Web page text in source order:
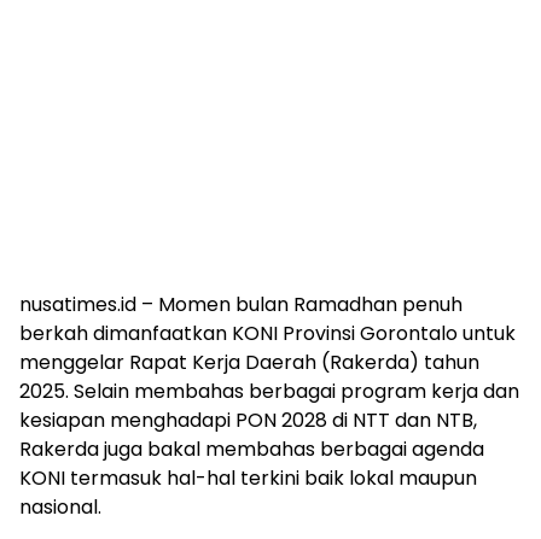
nusatimes.id – Momen bulan Ramadhan penuh
berkah dimanfaatkan KONI Provinsi Gorontalo untuk
menggelar Rapat Kerja Daerah (Rakerda) tahun
2025. Selain membahas berbagai program kerja dan
kesiapan menghadapi PON 2028 di NTT dan NTB,
Rakerda juga bakal membahas berbagai agenda
KONI termasuk hal-hal terkini baik lokal maupun
nasional.